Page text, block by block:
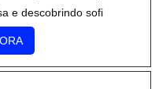
e descobrindo sofi